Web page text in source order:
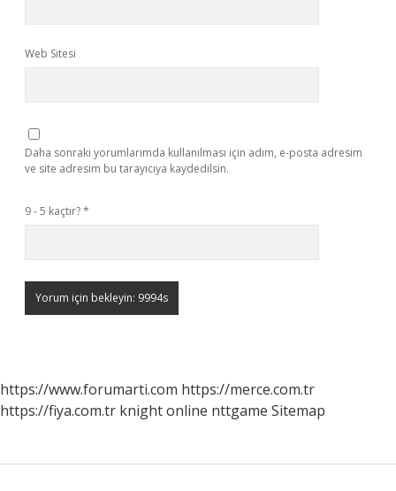
Web Sitesi
Daha sonraki yorumlarımda kullanılması için adım, e-posta adresim
ve site adresim bu tarayıcıya kaydedilsin.
9 - 5 kaçtır?*
https://www.forumarti.com https://merce.com.tr
https://fiya.com.tr knight online nttgame Sitemap